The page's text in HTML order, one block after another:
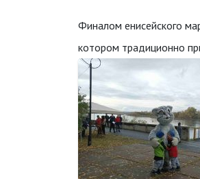
Финалом енисейского
котором традиционно